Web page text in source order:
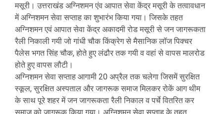
मसूरी। उत्तराखंड अग्निशमन एंव आपात सेवा केंद्र मसूरी के तत्वावधान
में अग्निशमन सेवा सप्ताह का शुभारंभ किया गया। जिसके तहत
अग्निशमन एवं आपात सेवा केंद्र अकादमी रोड मसूरी से जन जागरूकता
रैली निकाली गयी जो गांधी चौक किंक्रेग से मैसानिक लॉज पिक्चर
पैलेस भगत सिंह चौक, होते हुए लंढौर तक गयी व वहां से वापस मालरोड
होते हुए वापस लौटी।
अग्निशमन सेवा सप्ताह आगामी 20 अप्रैल तक चलेगा जिसमें सुरक्षित
स्कूल, सुरक्षित अस्पताल और जागरूक समाज मिलकर रोकें आग थीम
के साथ पूरे शहर में जन जागरूकता रैली निकाल व पर्चे वितरित कर